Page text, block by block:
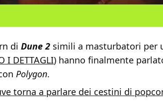
di Dune 2 simili a masturbatori per
I DETTAGLI) hanno finalmente
Polygon.
torna a parlare dei cestini di